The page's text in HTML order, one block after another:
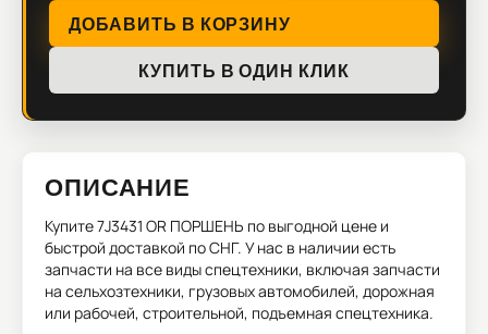
ДОБАВИТЬ В КОРЗИНУ
КУПИТЬ В ОДИН КЛИК
ОПИСАНИЕ
Купите7J3431 OR ПОРШЕНЬ по выгодной цене и
быстрой доставкой по СНГ. У нас в наличии есть
запчасти на все виды спецтехники, включая запчасти
на сельхозтехники, грузовых автомобилей, дорожная
или рабочей, строительной, подъемная спецтехника.